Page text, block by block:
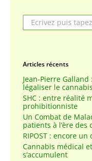
Search:
Articles récents
Jean-Pierre
légaliser le
SHC : entre réalité
prohibitionniste
Un Combat de
patients à l’ère des
RIPOST : encore
Cannabis médical
s’accumulent